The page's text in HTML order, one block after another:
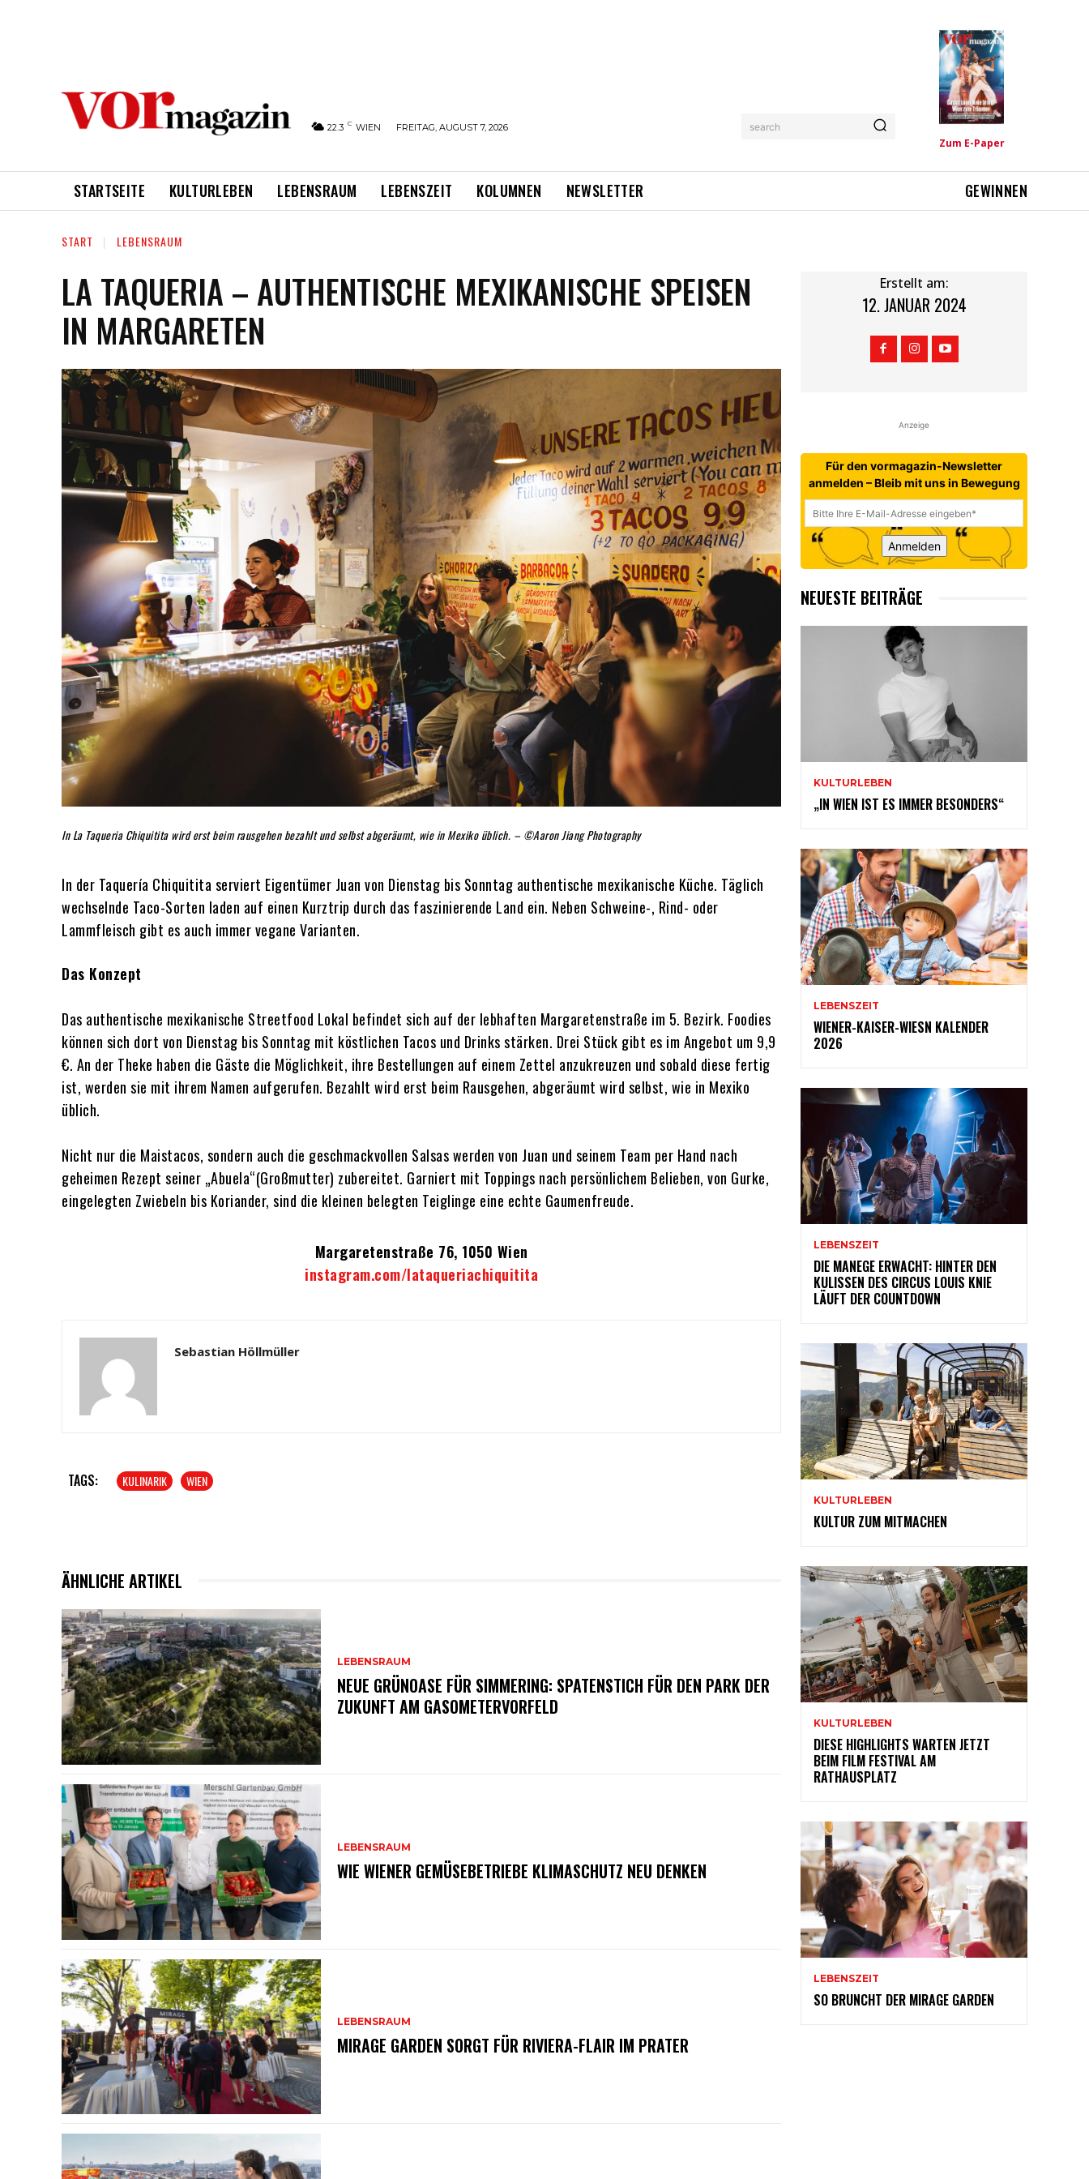
22.3 C WIEN FREITAG, AUGUST 7, 2026 search
Zum E-Paper
STARTSEITE KULTURLEBEN LEBENSRAUM LEBENSZEIT KOLUMNEN NEWSLETTER GEWINNEN
START LEBENSRAUM
LA TAQUERIA – AUTHENTISCHE MEXIKANISCHE SPEISEN
IN MARGARETEN
In La Taqueria Chiquitita wird erst beim rausgehen bezahlt und selbst abgeräumt, wie in Mexiko üblich. – ©Aaron Jiang Photography
In der Taquería Chiquitita serviert Eigentümer Juan von Dienstag bis Sonntag authentische mexikanische Küche. Täglich
wechselnde Taco-Sorten laden auf einen Kurztrip durch das faszinierende Land ein. Neben Schweine-, Rind- oder
Lammfleisch gibt es auch immer vegane Varianten.
Das Konzept
Das authentische mexikanische Streetfood Lokal befindet sich auf der lebhaften Margaretenstraße im 5. Bezirk. Foodies
können sich dort von Dienstag bis Sonntag mit köstlichen Tacos und Drinks stärken. Drei Stück gibt es im Angebot um 9,9
€. An der Theke haben die Gäste die Möglichkeit, ihre Bestellungen auf einem Zettel anzukreuzen und sobald diese fertig
ist, werden sie mit ihrem Namen aufgerufen. Bezahlt wird erst beim Rausgehen, abgeräumt wird selbst, wie in Mexiko
üblich.
Nicht nur die Maistacos, sondern auch die geschmackvollen Salsas werden von Juan und seinem Team per Hand nach
geheimen Rezept seiner „Abuela“(Großmutter) zubereitet. Garniert mit Toppings nach persönlichem Belieben, von Gurke,
eingelegten Zwiebeln bis Koriander, sind die kleinen belegten Teiglinge eine echte Gaumenfreude.
Margaretenstraße 76, 1050 Wien
instagram.com/lataqueriachiquitita
Sebastian Höllmüller
TAGS: KULINARIK WIEN
ÄHNLICHE ARTIKEL
LEBENSRAUM
NEUE GRÜNOASE FÜR SIMMERING: SPATENSTICH FÜR DEN PARK DER
ZUKUNFT AM GASOMETERVORFELD
LEBENSRAUM
WIE WIENER GEMÜSEBETRIEBE KLIMASCHUTZ NEU DENKEN
LEBENSRAUM
MIRAGE GARDEN SORGT FÜR RIVIERA-FLAIR IM PRATER
Erstellt am:
12. JANUAR 2024
Anzeige
Für den vormagazin-Newsletter
anmelden – Bleib mit uns in Bewegung
Anmelden
NEUESTE BEITRÄGE
KULTURLEBEN
„IN WIEN IST ES IMMER BESONDERS“
LEBENSZEIT
WIENER-KAISER-WIESN KALENDER
2026
LEBENSZEIT
DIE MANEGE ERWACHT: HINTER DEN
KULISSEN DES CIRCUS LOUIS KNIE
LÄUFT DER COUNTDOWN
KULTURLEBEN
KULTUR ZUM MITMACHEN
KULTURLEBEN
DIESE HIGHLIGHTS WARTEN JETZT
BEIM FILM FESTIVAL AM
RATHAUSPLATZ
LEBENSZEIT
SO BRUNCHT DER MIRAGE GARDEN